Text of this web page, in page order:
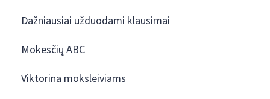
Dažniausiai užduodami klausimai
Mokesčių ABC
Viktorina moksleiviams